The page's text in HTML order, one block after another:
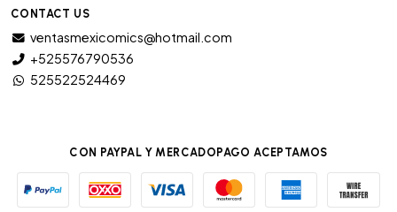
CONTACT US
ventasmexicomics@hotmail.com
+525576790536
525522524469
CON PAYPAL Y MERCADOPAGO ACEPTAMOS